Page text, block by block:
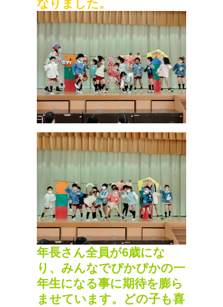
なりました。
年長さん全員が6歳にな
り、みんなでぴかぴかの一
年生になる事に期待を膨ら
ませています。どの子も喜